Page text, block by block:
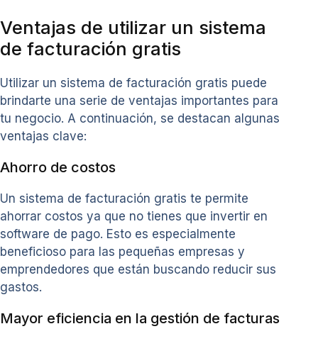
Ventajas de utilizar un sistema
de facturación gratis
Utilizar un sistema de facturación gratis puede
brindarte una serie de ventajas importantes para
tu negocio. A continuación, se destacan algunas
ventajas clave:
Ahorro de costos
Un sistema de facturación gratis te permite
ahorrar costos ya que no tienes que invertir en
software de pago. Esto es especialmente
beneficioso para las pequeñas empresas y
emprendedores que están buscando reducir sus
gastos.
Mayor eficiencia en la gestión de facturas